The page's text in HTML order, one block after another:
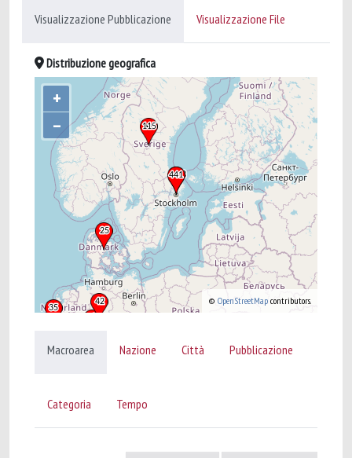
Visualizzazione Pubblicazione Visualizzazione File
Distribuzione geografica
+
–
© OpenStreetMap contributors.
Macroarea Nazione Città Pubblicazione
Categoria Tempo